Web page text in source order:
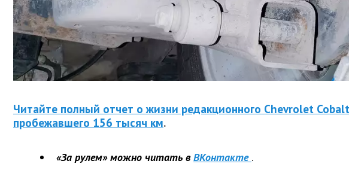
Читайте полный отчет о жизни редакционного Chevrolet
пробежавшего 156 тысяч км.
«За рулем» можно читать в ВКонтакте .